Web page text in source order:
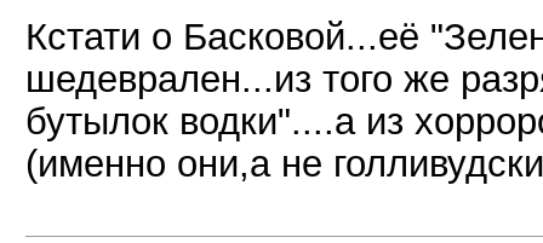
Кстати о Басковой...её
шедеврален...из того же
бутылок водки"....а из
(именно они,а не